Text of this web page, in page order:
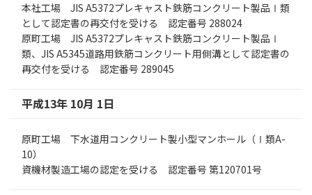
本社工場 JIS A5372プレキャスト鉄筋コンクリート製品Ⅰ類
として認定書の再交付を受ける 認定番号 288024
原町工場 JIS A5372プレキャスト鉄筋コンクリート製品Ⅰ
類、JIS A5345道路用鉄筋コンクリート用側溝として認定書の
再交付を受ける 認定番号 289045
平成13年 10月 1日
原町工場 下水道用コンクリート製小型マンホール（Ⅰ類A-
10）
資機材製造工場の認定を受ける 認定番号 第120701号